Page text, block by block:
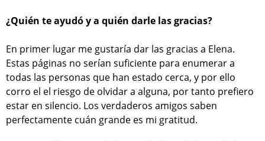
¿Quién te ayudó y a quién darle las gracias?
En primer lugar me gustaría dar las gracias a Elena.
Estas páginas no serían suficiente para enumerar a
todas las personas que han estado cerca, y por ello
corro el el riesgo de olvidar a alguna, por tanto prefiero
estar en silencio. Los verdaderos amigos saben
perfectamente cuán grande es mi gratitud.